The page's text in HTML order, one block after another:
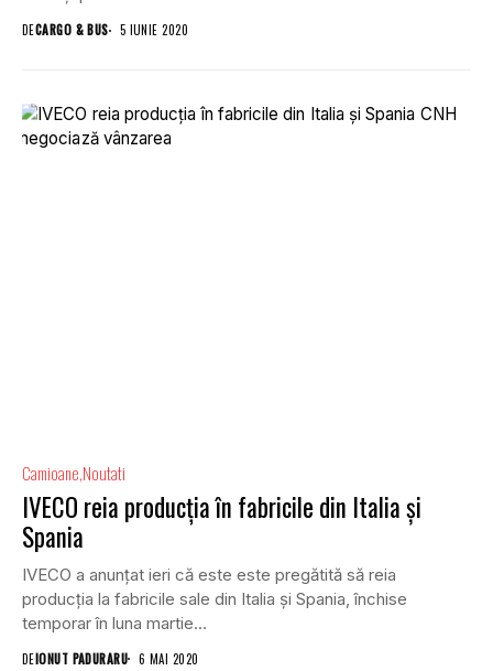
DECARGO & BUS 5 IUNIE 2020
Camioane Noutati
IVECO reia producția în fabricile din Italia și
Spania
IVECO a anunțat ieri că este este pregătită să reia
producția la fabricile sale din Italia și Spania, închise
temporar în luna martie...
DEIONUT PADURARU 6 MAI 2020